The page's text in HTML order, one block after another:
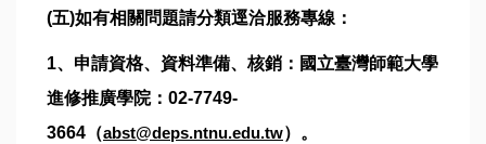
(五)如有相關問題請分類逕洽服務專線：
1、申請資格、資料準備、核銷：國立臺灣師範大學
進修推廣學院：02-7749-
3664（abst@deps.ntnu.edu.tw）。